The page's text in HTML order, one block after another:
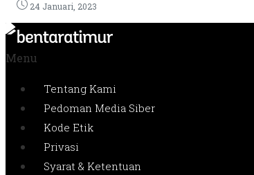
24 Januari, 2023
Menu
Tentang Kami
Pedoman Media Siber
Kode Etik
Privasi
Syarat & Ketentuan